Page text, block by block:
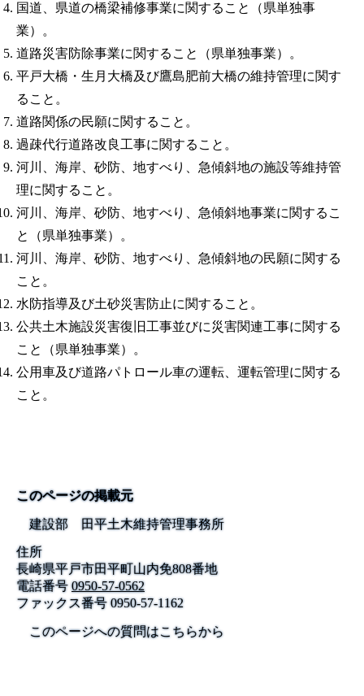
国道、県道の橋梁補修事業に関すること（県単独事
業）。
道路災害防除事業に関すること（県単独事業）。
平戸大橋・生月大橋及び鷹島肥前大橋の維持管理に関す
ること。
道路関係の民願に関すること。
過疎代行道路改良工事に関すること。
河川、海岸、砂防、地すべり、急傾斜地の施設等維持管
理に関すること。
河川、海岸、砂防、地すべり、急傾斜地事業に関するこ
と（県単独事業）。
河川、海岸、砂防、地すべり、急傾斜地の民願に関する
こと。
水防指導及び土砂災害防止に関すること。
公共土木施設災害復旧工事並びに災害関連工事に関する
こと（県単独事業）。
公用車及び道路パトロール車の運転、運転管理に関する
こと。
このページの掲載元
建設部 田平土木維持管理事務所
住所
長崎県平戸市田平町山内免808番地
電話番号 0950-57-0562
ファックス番号0950-57-1162
このページへの質問はこちらから